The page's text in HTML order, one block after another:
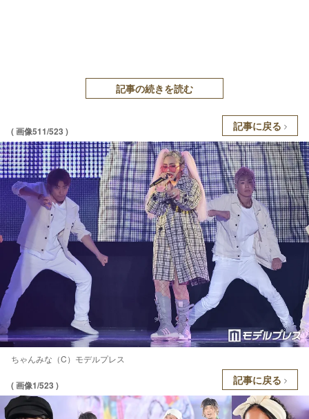
記事の続きを読む
( 画像511/523 ) 記事に戻る
ちゃんみな（C）モデルプレス
( 画像1/523 ) 記事に戻る